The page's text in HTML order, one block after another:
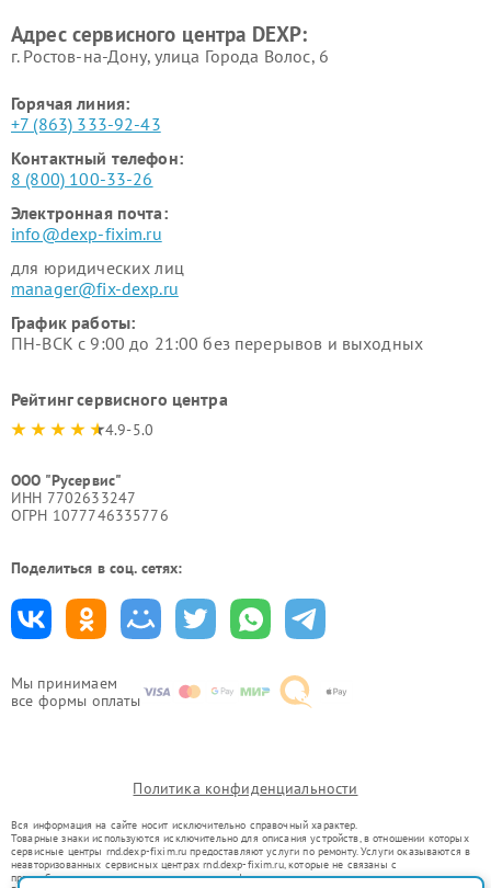
Мы принимаем
все формы оплаты
Адрес сервисного центра DEXP:
г. Ростов-на-Дону, улица Города Волос, 6
Горячая линия:
+7 (863) 333-92-43
Контактный телефон:
8 (800) 100-33-26
Электронная почта:
info@dexp-fixim.ru
для юридических лиц
manager@fix-dexp.ru
График работы:
ПН-ВСК с 9:00 до 21:00 без перерывов и выходных
Рейтинг сервисного центра
4.9-5.0
ООО "Русервис"
ИНН 7702633247
ОГРН 1077746335776
Поделиться в соц. сетях:
Политика конфиденциальности
Вся информация на сайте носит исключительно справочный характер.
Товарные знаки используются исключительно для описания устройств, в отношении которых
сервисные центры rnd.dexp-fixim.ru предоставляют услуги по ремонту. Услуги оказываются в
неавторизованных сервисных центрах rnd.dexp-fixim.ru, которые не связаны с
правообладателями товарных знаков или их официальными представителями.